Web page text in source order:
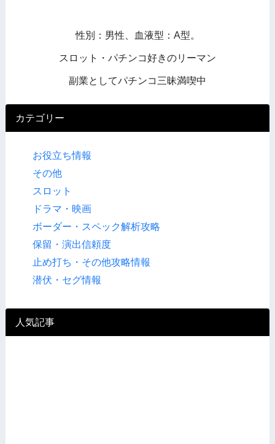
性別：男性、血液型：A型。
スロット・パチンコ好きのリーマン
副業としてパチンコ三昧満喫中
カテゴリー
お役立ち情報
その他
スロット
ドラマ・映画
ボーダー・スペック解析攻略
保留・演出信頼度
止め打ち・その他攻略情報
潜伏・セグ情報
人気記事